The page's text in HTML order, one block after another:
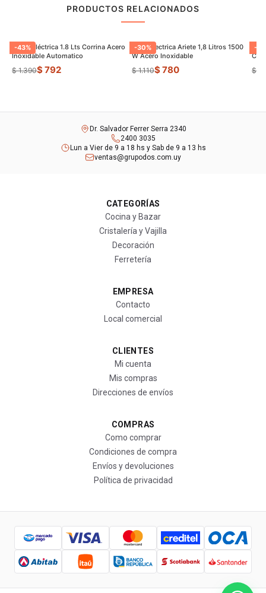
PRODUCTOS RELACIONADOS
-43%
Jarrra Eléctrica 1.8 Lts Corrina Acero
Inoxidable Automatico
$ 1.390$ 792
-30%
Jarra Electrica Ariete 1,8 Litros 1500
W Acero Inoxidable
$ 1.110$ 780
-
$
Dr. Salvador Ferrer Serra 2340
2400 3035
Lun a Vier de 9 a 18 hs y Sab de 9 a 13 hs
ventas@grupodos.com.uy
CATEGORÍAS
Cocina y Bazar
Cristalería y Vajilla
Decoración
Ferretería
EMPRESA
Contacto
Local comercial
CLIENTES
Mi cuenta
Mis compras
Direcciones de envíos
COMPRAS
Como comprar
Condiciones de compra
Envíos y devoluciones
Política de privacidad